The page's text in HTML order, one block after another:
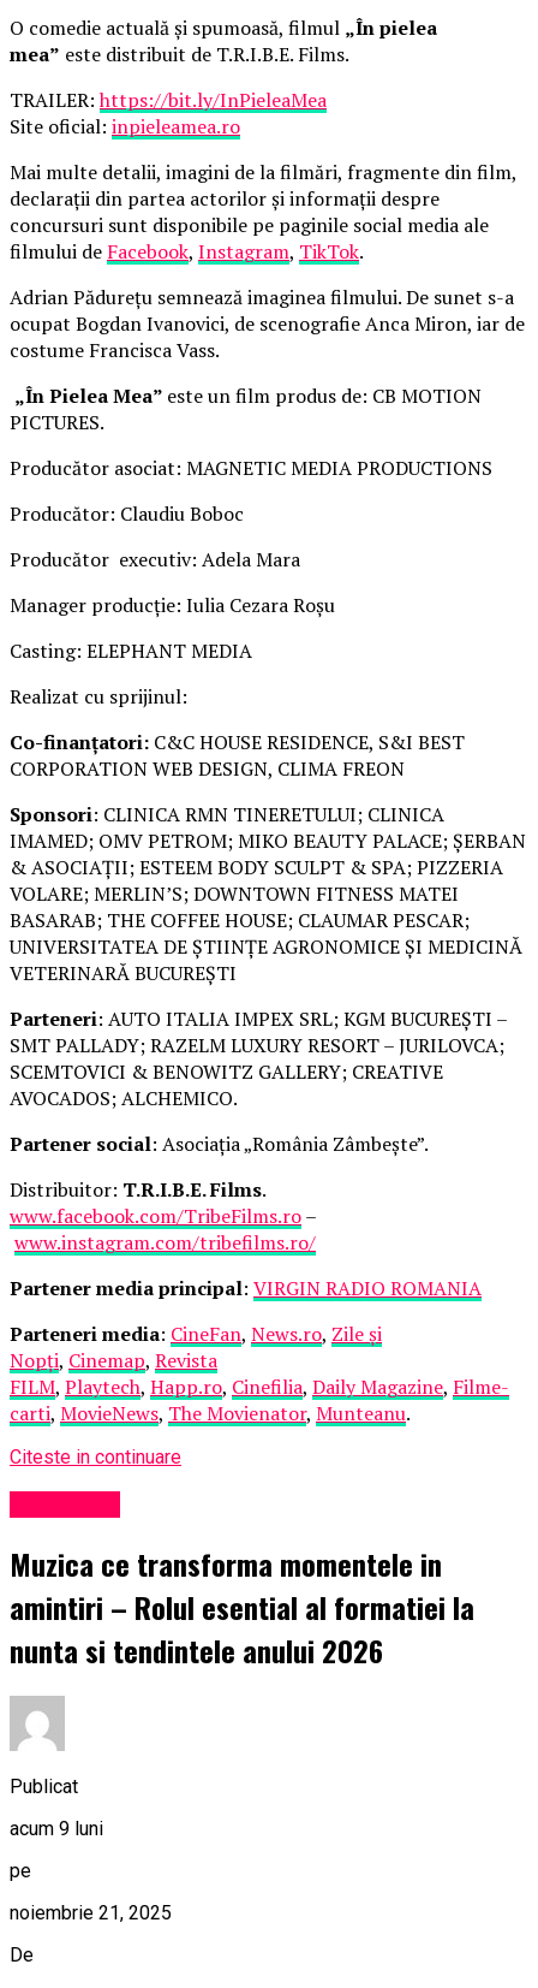
O comedie actuală și spumoasă, filmul „În pielea
mea” este distribuit de T.R.I.B.E. Films.
TRAILER:https://bit.ly/InPieleaMea
Site oficial: inpieleamea.ro
Mai multe detalii, imagini de la filmări, fragmente din film,
declarații din partea actorilor și informații despre
concursuri sunt disponibile pe paginile social media ale
filmului de Facebook, Instagram, TikTok.
Adrian Pădurețu semnează imaginea filmului. De sunet s-a
ocupat Bogdan Ivanovici, de scenografie Anca Miron, iar de
costume Francisca Vass.
„În Pielea Mea” este un film produs de: CB MOTION
PICTURES.
Producător asociat: MAGNETIC MEDIA PRODUCTIONS
Producător: Claudiu Boboc
Producător executiv: Adela Mara
Manager producție: Iulia Cezara Roșu
Casting: ELEPHANT MEDIA
Realizat cu sprijinul:
Co-finanțatori: C&C HOUSE RESIDENCE, S&I BEST
CORPORATION WEB DESIGN, CLIMA FREON
Sponsori: CLINICA RMN TINERETULUI; CLINICA
IMAMED; OMV PETROM; MIKO BEAUTY PALACE; ȘERBAN
& ASOCIAȚII; ESTEEM BODY SCULPT & SPA; PIZZERIA
VOLARE; MERLIN’S; DOWNTOWN FITNESS MATEI
BASARAB; THE COFFEE HOUSE; CLAUMAR PESCAR;
UNIVERSITATEA DE ȘTIINȚE AGRONOMICE ȘI MEDICINĂ
VETERINARĂ BUCUREȘTI
Parteneri: AUTO ITALIA IMPEX SRL; KGM BUCUREȘTI –
SMT PALLADY; RAZELM LUXURY RESORT – JURILOVCA;
SCEMTOVICI & BENOWITZ GALLERY; CREATIVE
AVOCADOS; ALCHEMICO.
Partener social: Asociația „România Zâmbește”.
Distribuitor: T.R.I.B.E. Films.
www.facebook.com/TribeFilms.ro–
www.instagram.com/tribefilms.ro/
Partener media principal: VIRGIN RADIO ROMANIA
Parteneri media: CineFan, News.ro, Zile și
Nopți, Cinemap, Revista
FILM, Playtech, Happ.ro, Cinefilia, Daily Magazine, Filme-
carti, MovieNews, The Movienator, Munteanu.
Citeste in continuare
Muzica ce transforma momentele in
amintiri – Rolul esential al formatiei la
nunta si tendintele anului 2026
Publicat
acum 9 luni
pe
noiembrie 21, 2025
De